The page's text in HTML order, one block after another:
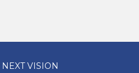
NEXT VISION